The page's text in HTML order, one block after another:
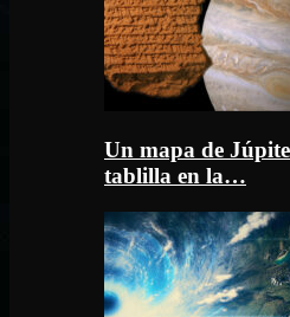
Un mapa de
tablilla en la…